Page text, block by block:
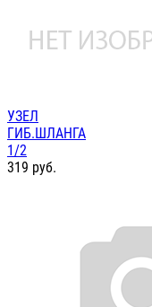
УЗЕЛ
ГИБ.ШЛАНГА
1/2
319 руб.